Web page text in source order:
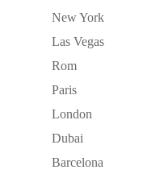
New York
Las Vegas
Rom
Paris
London
Dubai
Barcelona